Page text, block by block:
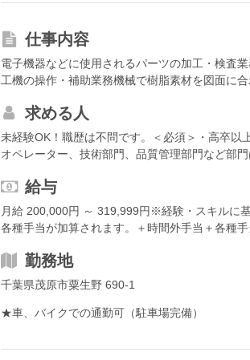
仕事内容
電子機器などに使用されるパーツの加工・検査
工機の操作・補助業務機械で樹脂素材を図面に
工します。金型セット・材料交換・工程確認が
器での計測などを行います。＜入社後は…＞ま
ツの種類や品質基準を学んでいただきます。＜
として切削加工機やプレス加工機の操作をお願
いた検査もお任せします。＜キャリアパス＞製
に転勤はありませんが、希望や適性によっては
への、キャリアチェンジも可能です。★検査は
あるので、1日中立ちっぱなしではありません
★空調を完備しており、快適な室温で働いていた
求める人
未経験OK！職歴は不問です。＜必須＞・高卒以
オペレーター、技術部門、品質管理部門など部
ただけると嬉しいです。＜こんな方に向いてい
える方・モノづくりに興味がある方・安定した
ど、コミュニケーションを大事にしながら働け
質問や確認ができれば、口下手でも大丈夫！
給与
月給 200,000円 ～ 319,999円※経験・スキルに
各種手当が加算されます。＋時間外手当＋各種
目、20代年収450万円／入社5年目主任、40代
勤務地
千葉県茂原市粟生野 690-1
★車、バイクでの通勤可（駐車場完備）